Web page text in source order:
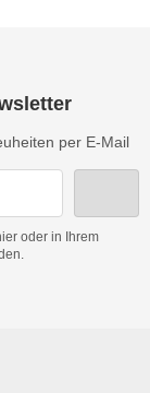
per E-Mail
oder in Ihrem